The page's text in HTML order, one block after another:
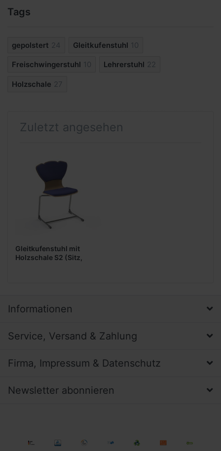
Tags
gepolstert 24 Gleitkufenstuhl 10
Freischwingerstuhl 10 Lehrerstuhl 22
Holzschale 27
Zuletzt angesehen
Gleitkufenstuhl mit
Holzschale S2 (Sitz,
Informationen
Service, Versand & Zahlung
Firma, Impressum & Datenschutz
Newsletter abonnieren